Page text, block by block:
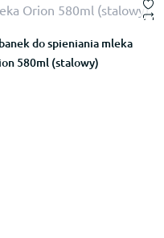
do spieniania mleka
580ml (stalowy)